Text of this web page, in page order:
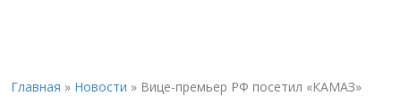
Главная » Новости » Вице-премьер РФ посетил «КАМАЗ»